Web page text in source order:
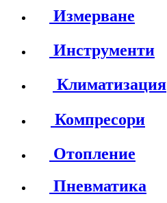
Измерване
Инструменти
Климатизация
Компресори
Отопление
Пневматика